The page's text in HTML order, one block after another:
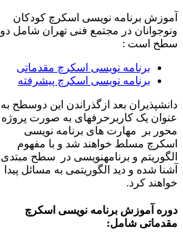
آموزش برنامه ­نویسی اسکرچ کودکان
ونوجوانان در مجتمع فنی تهران شامل دو
سطح است :
برنامه­ نویسی اسکرچ مقدماتی
برنامه­ نویسی اسکرچ پیشرفته
دانشپذیران بعد ازگذراندن این دوسطح به
محور بر مهارت­ های برنامه نویسی
اسکرچ مسلط خواهند شد و با مفهوم
الگوریتم و برنامه­نویسی در سطح مبتدی
آشنا شده و دید الگوریتمی به مسائل پیدا
خواهند کرد.
دوره آموزش برنامه ­نویسی اسکرچ
مقدماتی شامل: